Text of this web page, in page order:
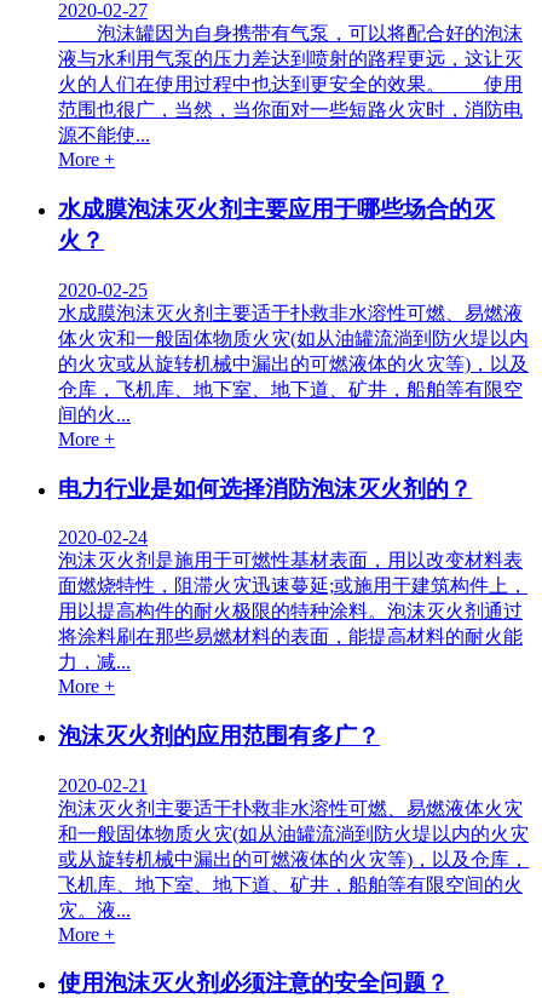
2020-02-27
泡沫罐因为自身携带有气泵，可以将配合好的泡沫
液与水利用气泵的压力差达到喷射的路程更远，这让灭
火的人们在使用过程中也达到更安全的效果。 使用
范围也很广，当然，当你面对一些短路火灾时，消防电
源不能使...
More +
水成膜泡沫灭火剂主要应用于哪些场合的灭
火？
2020-02-25
水成膜泡沫灭火剂主要适于扑救非水溶性可燃、易燃液
体火灾和一般固体物质火灾(如从油罐流淌到防火堤以内
的火灾或从旋转机械中漏出的可燃液体的火灾等)，以及
仓库，飞机库、地下室、地下道、矿井，船舶等有限空
间的火...
More +
电力行业是如何选择消防泡沫灭火剂的？
2020-02-24
泡沫灭火剂是施用于可燃性基材表面，用以改变材料表
面燃烧特性，阻滞火灾迅速蔓延;或施用于建筑构件上，
用以提高构件的耐火极限的特种涂料。泡沫灭火剂通过
将涂料刷在那些易燃材料的表面，能提高材料的耐火能
力，减...
More +
泡沫灭火剂的应用范围有多广？
2020-02-21
泡沫灭火剂主要适于扑救非水溶性可燃、易燃液体火灾
和一般固体物质火灾(如从油罐流淌到防火堤以内的火灾
或从旋转机械中漏出的可燃液体的火灾等)，以及仓库，
飞机库、地下室、地下道、矿井，船舶等有限空间的火
灾。液...
More +
使用泡沫灭火剂必须注意的安全问题？